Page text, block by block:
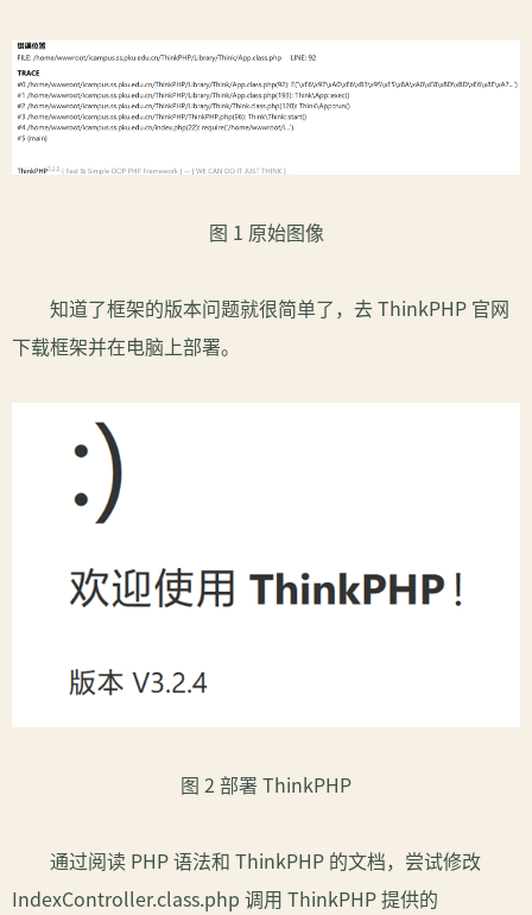
图 1 原始图像
知道了框架的版本问题就很简单了，去 ThinkPHP 官网
下载框架并在电脑上部署。
图 2 部署 ThinkPHP
通过阅读 PHP 语法和 ThinkPHP 的文档，尝试修改
IndexController.class.php 调用 ThinkPHP 提供的